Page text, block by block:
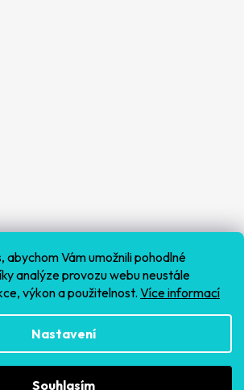
abychom Vám umožnili pohodlné
analýze provozu webu neustále
výkon a použitelnost. Více informací
Nastavení
Souhlasím
na Instagramu